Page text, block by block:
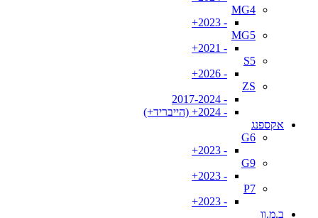
MG4
- 2023+
MG5
- 2021+
S5
- 2026+
ZS
- 2017-2024
- 2024+ (הייבריד+)
אקספנג
G6
- 2023+
G9
- 2023+
P7
- 2023+
ב.מ.וו